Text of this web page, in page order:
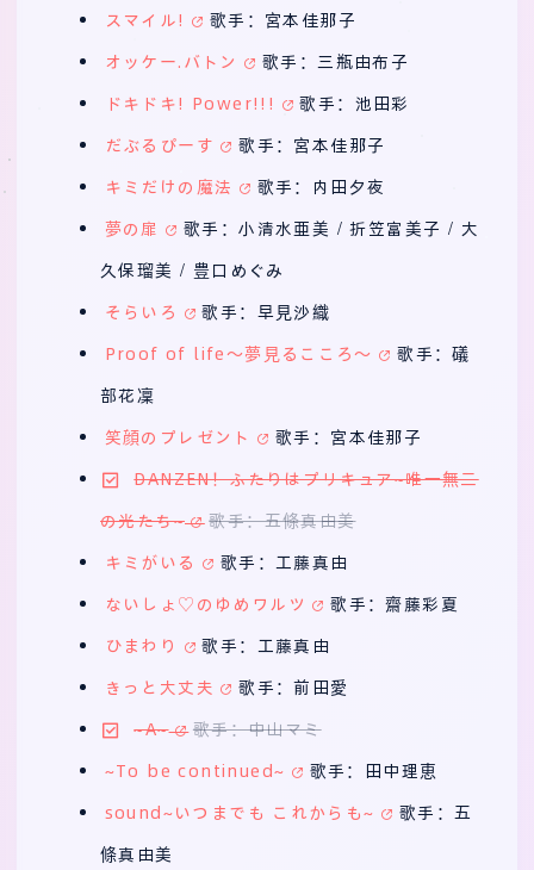
スマイル!
歌手：宮本佳那子
オッケー.バトン
歌手：三瓶由布子
ドキドキ! Power!!!
歌手：池田彩
だぶるぴーす
歌手：宮本佳那子
キミだけの魔法
歌手：内田夕夜
夢の扉
歌手：小清水亜美 / 折笠富美子 / 大
久保瑠美 / 豊口めぐみ
そらいろ
歌手：早見沙織
Proof of life～夢見るこころ～
歌手：礒
部花凜
笑顔のプレゼント
歌手：宮本佳那子
DANZEN！ふたりはプリキュア~唯一無二
の光たち~
歌手：五條真由美
キミがいる
歌手：工藤真由
ないしょ♡のゆめワルツ
歌手：齋藤彩夏
ひまわり
歌手：工藤真由
きっと大丈夫
歌手：前田愛
~A~
歌手：中山マミ
~To be continued~
歌手：田中理恵
sound~いつまでも これからも~
歌手：五
條真由美